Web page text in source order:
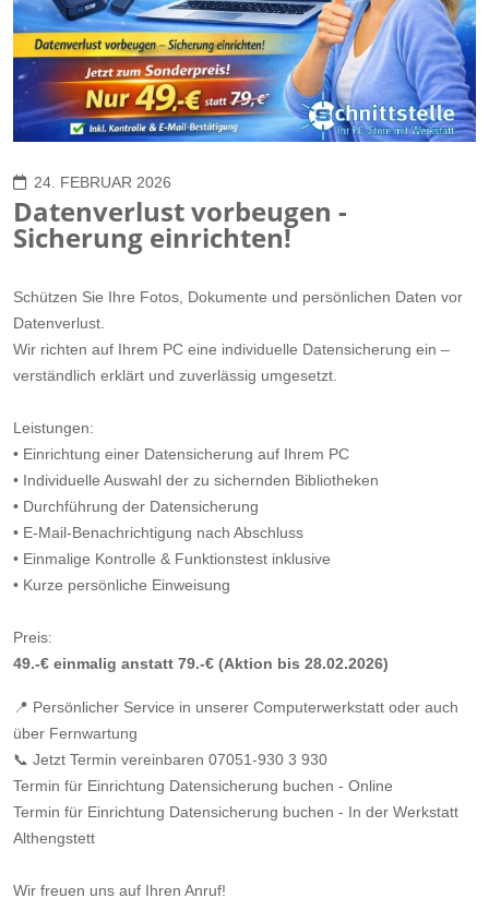
24. FEBRUAR 2026
Datenverlust vorbeugen -
Sicherung einrichten!
Schützen Sie Ihre Fotos, Dokumente und persönlichen Daten vor
Datenverlust.
Wir richten auf Ihrem PC eine individuelle Datensicherung ein –
verständlich erklärt und zuverlässig umgesetzt.
Leistungen:
• Einrichtung einer Datensicherung auf Ihrem PC
• Individuelle Auswahl der zu sichernden Bibliotheken
• Durchführung der Datensicherung
• E-Mail-Benachrichtigung nach Abschluss
• Einmalige Kontrolle & Funktionstest inklusive
• Kurze persönliche Einweisung
Preis:
49.-€ einmalig anstatt 79.-€ (Aktion bis 28.02.2026)
📍 Persönlicher Service in unserer Computerwerkstatt oder auch
über Fernwartung
📞 Jetzt Termin vereinbaren 07051-930 3 930
Termin für Einrichtung Datensicherung buchen - Online
Termin für Einrichtung Datensicherung buchen - In der Werkstatt
Althengstett
Wir freuen uns auf Ihren Anruf!